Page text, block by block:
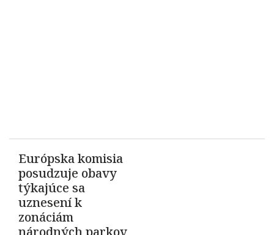
Európska komisia
posudzuje obavy
týkajúce sa
uznesení k
zonáciám
národných parkov